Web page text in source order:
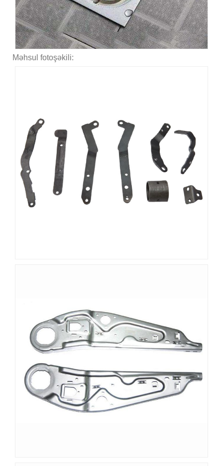
Məhsul fotoşəkili: